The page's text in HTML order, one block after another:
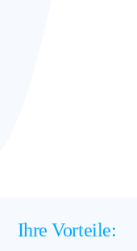
Ihre Vorteile: